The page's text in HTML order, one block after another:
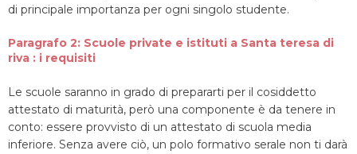
di principale importanza per ogni singolo studente.
Paragrafo 2: Scuole private e istituti a Santa teresa di
riva : i requisiti
Le scuole saranno in grado di prepararti per il cosiddetto
attestato di maturità, però una componente è da tenere in
conto: essere provvisto di un attestato di scuola media
inferiore. Senza avere ciò, un polo formativo serale non ti darà